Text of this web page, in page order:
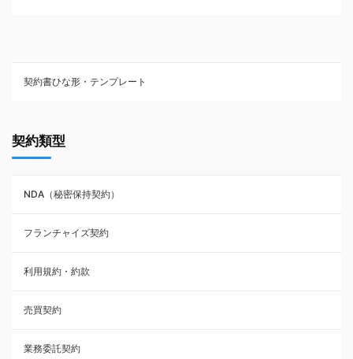
契約書ひな形・テンプレート
NDA（秘密保持契約）
業務委託契約
利用規約・約款
覚書・合意書・同意書
承諾書
雇用契約
契約類型
NDA（秘密保持契約）
フランチャイズ契約
利用規約・約款
売買契約
業務委託契約